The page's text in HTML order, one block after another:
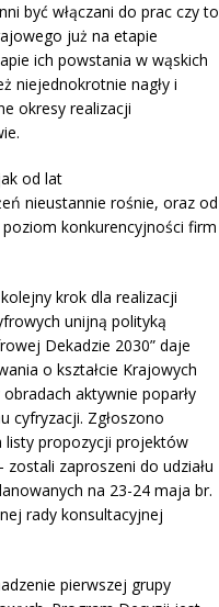
być włączani do prac czy to
już na etapie
ich powstania w wąskich
niejednokrotnie nagły i
okresy realizacji
od lat
nieustannie rośnie, oraz od
konkurencyjności firm
krok dla realizacji
unijną polityką
Dekadzie 2030” daje
o kształcie Krajowych
aktywnie poparły
cyfryzacji. Zgłoszono
listy propozycji projektów
zaproszeni do udziału
na 23-24 maja br.
rady konsultacyjnej
pierwszej grupy